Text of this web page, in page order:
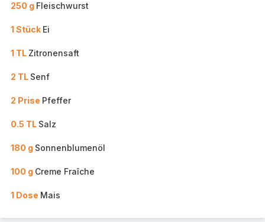
250 g Fleischwurst
1 Stück Ei
1 TL Zitronensaft
2 TL Senf
2 Prise Pfeffer
0.5 TL Salz
180 g Sonnenblumenöl
100 g Creme Fraîche
1 Dose Mais